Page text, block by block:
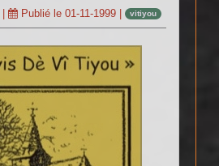
| Publié le01-11-1999 | vitiyou